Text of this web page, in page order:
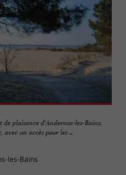
plaisance d'Andernos-les-Bains.
un accès pour les ...
les-Bains